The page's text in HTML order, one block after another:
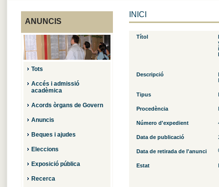
ANUNCIS
Tots
Accés i admissió
acadèmica
Acords òrgans de Govern
Anuncis
Beques i ajudes
Eleccions
Exposició pública
Recerca
INICI
Títol
Descripció
Tipus
Procedència
Número d'expedient
Data de publicació
Data de retirada de l'anunci
Estat